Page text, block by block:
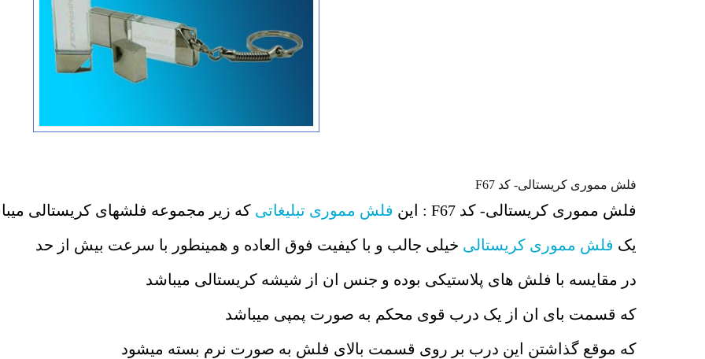
فلش مموری کریستالی- کد F67
فلش مموری کریستالی- کد F67 : این فلش مموری تبلیغاتی که زیر مجموعه فلشهای کریستالی
یک فلش مموری کریستالی خیلی جالب و با کیفیت فوق العاده و همینطور با سرعت بیش از حد
در مقایسه با فلش های پلاستیکی بوده و جنس ان از شیشه کریستالی میباشد
که قسمت بای ان از یک درب قوی محکم به صورت پمپی میباشد
که موقع گذاشتن این درب بر روی قسمت بالای فلش به صورت نرم بسته میشود